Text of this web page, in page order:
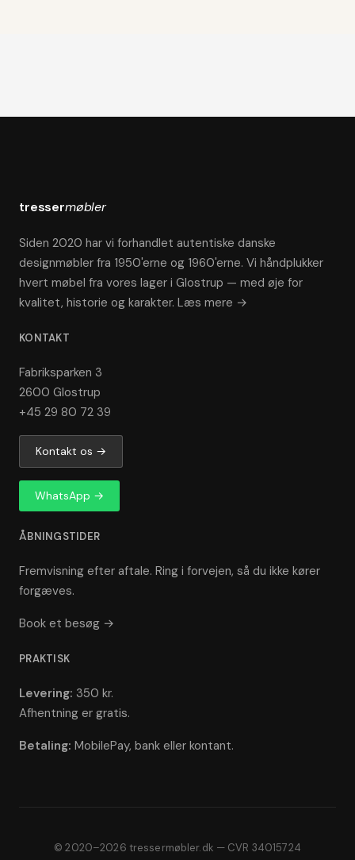
tressermøbler
Siden 2020 har vi forhandlet autentiske danske
designmøbler fra 1950'erne og 1960'erne. Vi håndplukker
hvert møbel fra vores lager i Glostrup — med øje for
kvalitet, historie og karakter. Læs mere →
KONTAKT
Fabriksparken 3
2600 Glostrup
+45 29 80 72 39
Kontakt os →
WhatsApp →
ÅBNINGSTIDER
Fremvisning efter aftale. Ring i forvejen, så du ikke kører
forgæves.
Book et besøg →
PRAKTISK
Levering: 350 kr.
Afhentning er gratis.
Betaling: MobilePay, bank eller kontant.
© 2020–2026 tressermøbler.dk — CVR 34015724